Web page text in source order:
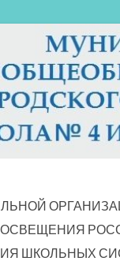
ШКОЛЬНЫХ